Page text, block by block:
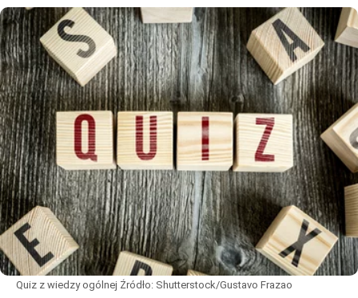
Quiz z wiedzy ogólnej Źródło: Shutterstock/Gustavo Frazao